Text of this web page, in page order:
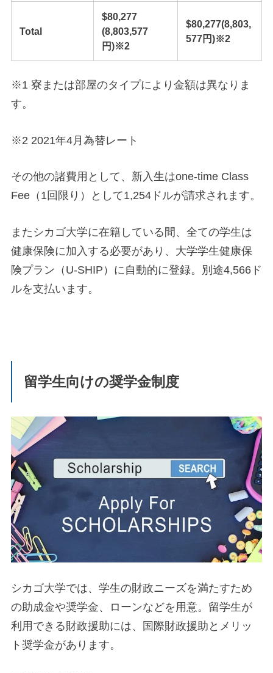
Total
$80,277
(8,803,577
円)※2
$80,277(8,803,
577円)※2
※1 寮または部屋のタイプにより金額は異なりま
す。
※2 2021年4月為替レート
その他の諸費用として、新入生はone-time Class
Fee（1回限り）として1,254ドルが請求されます。
またシカゴ大学に在籍している間、全ての学生は
健康保険に加入する必要があり、大学学生健康保
険プラン（U-SHIP）に自動的に登録。別途4,566ド
ルを支払います。
留学生向けの奨学金制度
シカゴ大学では、学生の財政ニーズを満たすため
の助成金や奨学金、ローンなどを用意。留学生が
利用できる財政援助には、国際財政援助とメリッ
ト奨学金があります。